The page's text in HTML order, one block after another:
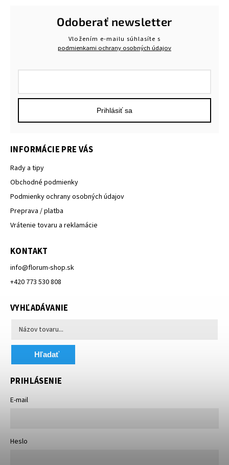
Odoberať newsletter
Vložením e-mailu súhlasíte s
podmienkami ochrany osobných údajov
Prihlásiť sa
INFORMÁCIE PRE VÁS
Rady a tipy
Obchodné podmienky
Podmienky ochrany osobných údajov
Preprava / platba
Vrátenie tovaru a reklamácie
KONTAKT
info@florum-shop.sk
+420 773 530 808
VYHĽADÁVANIE
Hľadať
PRIHLÁSENIE
E-mail
Heslo